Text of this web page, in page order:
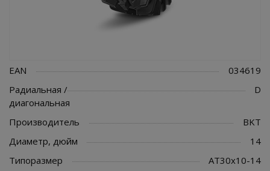
EAN
034619
Радиальная /
диагональная
D
Производитель
BKT
Диаметр, дюйм
14
Типоразмер
AT30x10-14